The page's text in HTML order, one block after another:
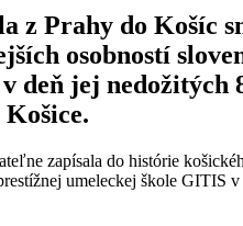
z Prahy do Košíc
osobností
v deň jej
zapísala do histórie
umeleckej škole GITIS